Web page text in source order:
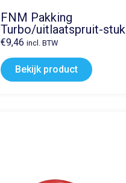
FNM Pakking
Turbo/uitlaatspruit-stuk
€9,46 incl. BTW
Bekijk product